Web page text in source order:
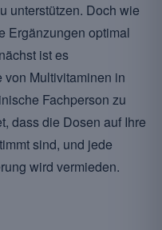
unterstützen. Doch wie
Ergänzungen optimal
ist es
von Multivitaminen in
Fachperson zu
dass die Dosen auf Ihre
sind, und jede
wird vermieden.